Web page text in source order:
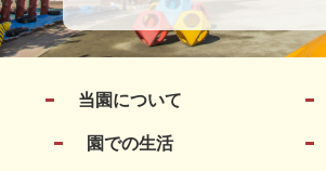
当園について
園での生活